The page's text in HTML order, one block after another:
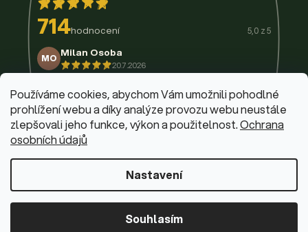
Používáme cookies, abychom Vám umožnili pohodlné
prohlížení webu a díky analýze provozu webu neustále
zlepšovali jeho funkce, výkon a použitelnost.Ochrana
osobních údajů
Nastavení
Souhlasím
714hodnocení 5,0 z 5
MO Milan Osoba
20.7.2026
14.7.2026
11.7.2026
9.7.2026
3.7.2026
29.6.2026
© 2026 Firemní krabičky
Dominik Fabík